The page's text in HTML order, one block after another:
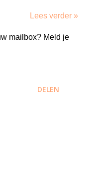
Lees verder »
mailbox? Meld je
DELEN